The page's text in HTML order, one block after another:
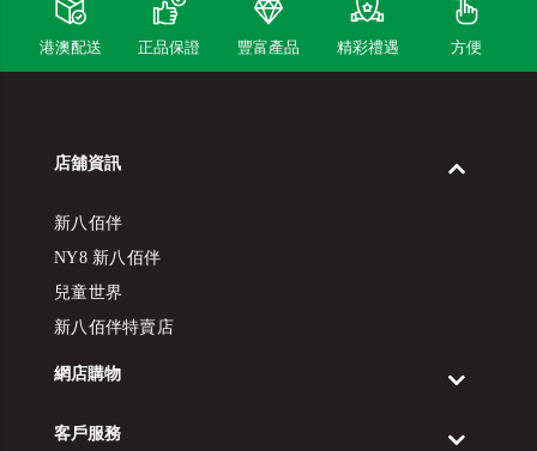
港澳配送 正品保證 豐富產品 精彩禮遇 方便
店舖資訊
新八佰伴
NY8 新八佰伴
兒童世界
新八佰伴特賣店
網店購物
客戶服務